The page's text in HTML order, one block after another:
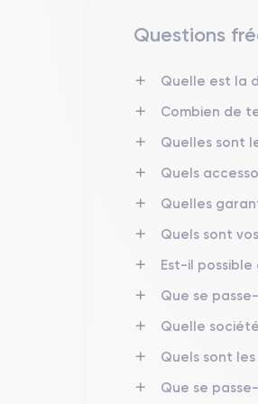
non seulement une
Finitions de l'iPhone
un dos en verre mat
visuellement attrayants,
Connectivité de
L'iPhone 14 Proexcelle
téléchargements et des
partage de fichiers sans
Questions
Quelle est la
Combien de
Quelles sont
Quels
Quelles
Quels sont
Est-il possible
Que se
Quelle
Quels sont
Que se